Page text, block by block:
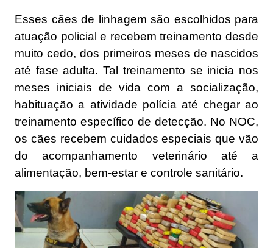
Esses cães de linhagem são escolhidos para
atuação policial e recebem treinamento desde
muito cedo, dos primeiros meses de nascidos
até fase adulta. Tal treinamento se inicia nos
meses iniciais de vida com a socialização,
habituação a atividade polícia até chegar ao
treinamento específico de detecção. No NOC,
os cães recebem cuidados especiais que vão
do acompanhamento veterinário até a
alimentação, bem-estar e controle sanitário.